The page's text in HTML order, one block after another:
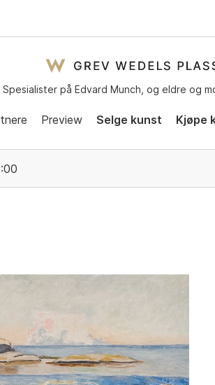
Spesialister på Edvard Munch, og eldre og
Preview Selge kunst Kjøpe